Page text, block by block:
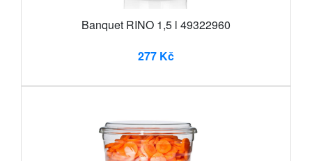
Banquet RINO 1,5 l 49322960
277 Kč